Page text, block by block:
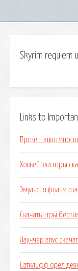
Skyrim requiem
Links to
Презентация
Хоккей кхл игры
Эмульсия фильм
Скачать игры
Лаунчер апус
Сатклифф орел